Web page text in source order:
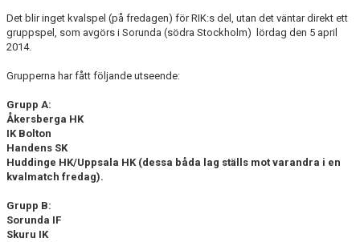
KONTAKT
DOKUMENT
BILDGALLERI
MATCHER
Det blir inget kvalspel (på fredagen) för RIK:s del, utan det väntar direkt ett
gruppspel, som avgörs i Sorunda (södra Stockholm) lördag den 5 april
2014.
Grupperna har fått följande utseende:
Grupp A:
Åkersberga HK
IK Bolton
Handens SK
Huddinge HK/Uppsala HK (dessa båda lag ställs mot varandra i en
kvalmatch fredag).
Grupp B:
Sorunda IF
Skuru IK